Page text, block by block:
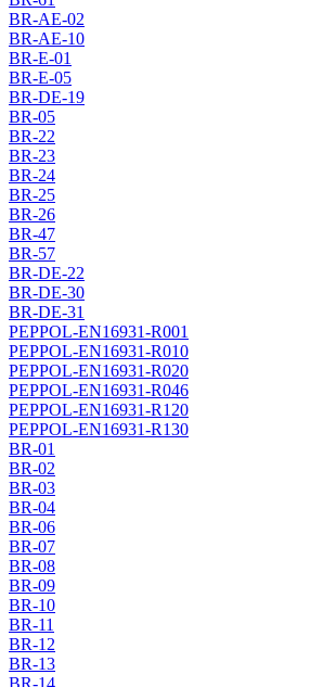
BR-AE-02
BR-AE-10
BR-E-01
BR-E-05
BR-DE-19
BR-05
BR-22
BR-23
BR-24
BR-25
BR-26
BR-47
BR-57
BR-DE-22
BR-DE-30
BR-DE-31
PEPPOL-EN16931-R001
PEPPOL-EN16931-R010
PEPPOL-EN16931-R020
PEPPOL-EN16931-R046
PEPPOL-EN16931-R120
PEPPOL-EN16931-R130
BR-01
BR-02
BR-03
BR-04
BR-06
BR-07
BR-08
BR-09
BR-10
BR-11
BR-12
BR-13
BR-14